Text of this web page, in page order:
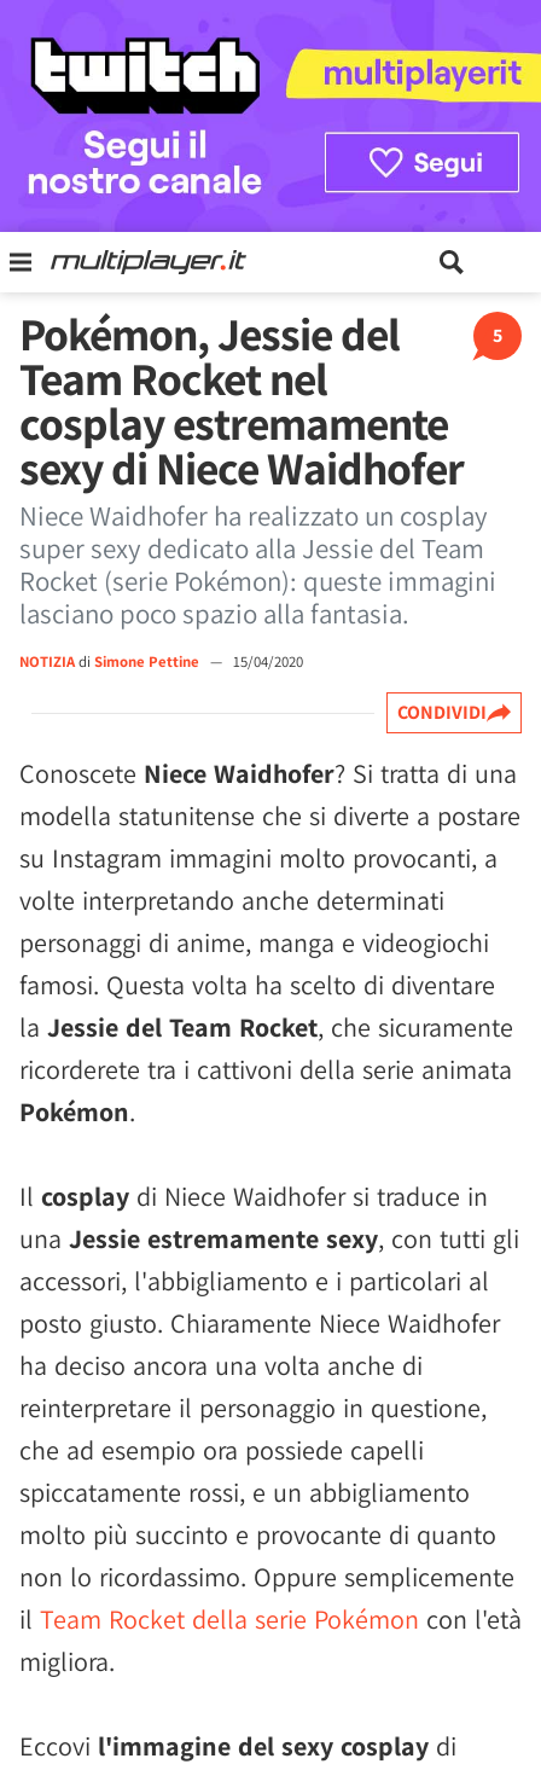
5
Pokémon, Jessie del
Team Rocket nel
cosplay estremamente
sexy di Niece Waidhofer
Niece Waidhofer ha realizzato un cosplay
super sexy dedicato alla Jessie del Team
Rocket (serie Pokémon): queste immagini
lasciano poco spazio alla fantasia.
NOTIZIAdi Simone Pettine — 15/04/2020
CONDIVIDI
Conoscete Niece Waidhofer? Si tratta di una
modella statunitense che si diverte a postare
su Instagram immagini molto provocanti, a
volte interpretando anche determinati
personaggi di anime, manga e videogiochi
famosi. Questa volta ha scelto di diventare
la Jessie del Team Rocket, che sicuramente
ricorderete tra i cattivoni della serie animata
Pokémon.
Il cosplay di Niece Waidhofer si traduce in
una Jessie estremamente sexy, con tutti gli
accessori, l'abbigliamento e i particolari al
posto giusto. Chiaramente Niece Waidhofer
ha deciso ancora una volta anche di
reinterpretare il personaggio in questione,
che ad esempio ora possiede capelli
spiccatamente rossi, e un abbigliamento
molto più succinto e provocante di quanto
non lo ricordassimo. Oppure semplicemente
il Team Rocket della serie Pokémon con l'età
migliora.
Eccovi l'immagine del sexy cosplay di